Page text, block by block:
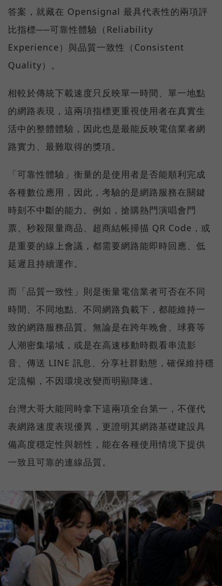
答案，就藏在 Opensignal 最具代表性的兩項評
比指標──可靠性體驗（Reliability
Experience）與品質一致性（Consistent
Quality）。
相較於傳統下載速度只反映單一時間、單一地點
的網路表現，這兩項指標更重視使用者在真實生
活中的整體體驗，因此也是最能反映電信業者網
路實力、最難取得的獎項。
「可靠性體驗」衡量的是使用者是否能順利完成
各種數位應用，因此，考驗的是網路服務在關鍵
時刻不中斷的能力。例如，搶購熱門演唱會門
票、秒殺限量商品、超商結帳掃描 QR Code，或
是重要的線上會議，都需要網路能即時回應、低
延遲且持續運作。
而「品質一致性」則是衡量電信業者可否在不同
時間、不同地點、不同網路負載下，都能維持一
致的網路服務品質。無論是在跨年晚會、球賽等
人潮密集場域，或是在高速移動時觀看串流影
音、傳送 LINE 訊息、分享社群動態，確保維持穩
定流暢，不因環境改變而明顯降速。
台灣大哥大能同時拿下這兩項全台第一，不僅代
表網路速度表現優異，更證明其網路基礎建設具
備高度穩定性與韌性，能在各種使用情境下提供
一致且可靠的連線品質。